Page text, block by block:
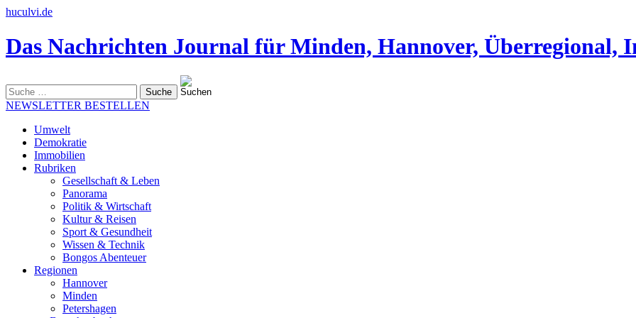
huculvi.de
Das Nachrichten Journal für Minden, Hannover, Überregional,
nach:
NEWSLETTER BESTELLEN
Umwelt
Demokratie
Immobilien
Rubriken
Gesellschaft & Leben
Panorama
Politik & Wirtschaft
Kultur & Reisen
Sport & Gesundheit
Wissen & Technik
Bongos Abenteuer
Regionen
Hannover
Minden
Petershagen